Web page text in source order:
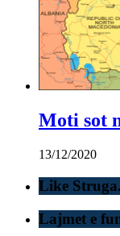
Moti sot
13/12/2020
Like
Lajmet e